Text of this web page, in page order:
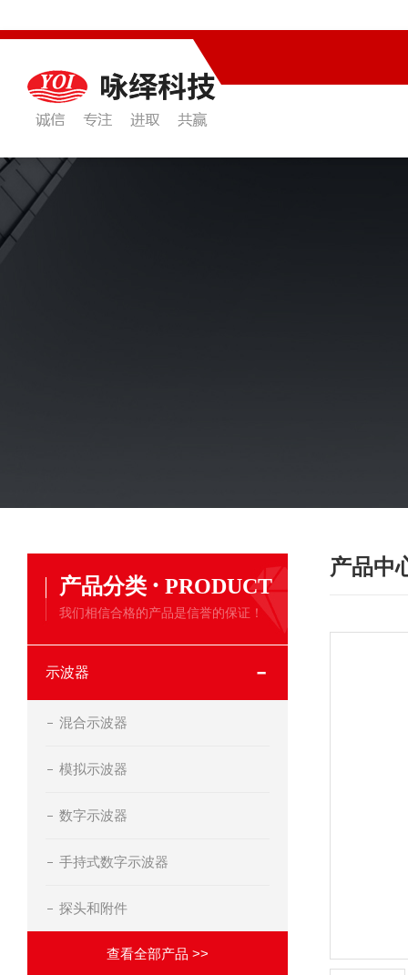
产品分类 · PRODUCT
我们相信合格的产品是信誉的保证！
示波器
混合示波器
模拟示波器
数字示波器
手持式数字示波器
探头和附件
查看全部产品 >>
产品中